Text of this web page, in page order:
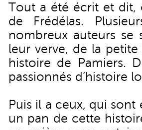
Tout a été écrit et dit,
de Frédélas.
nombreux auteurs se
leur verve, de la
histoire de Pamiers.
passionnés d’histoire
Puis il a ceux, qui
un pan de cette